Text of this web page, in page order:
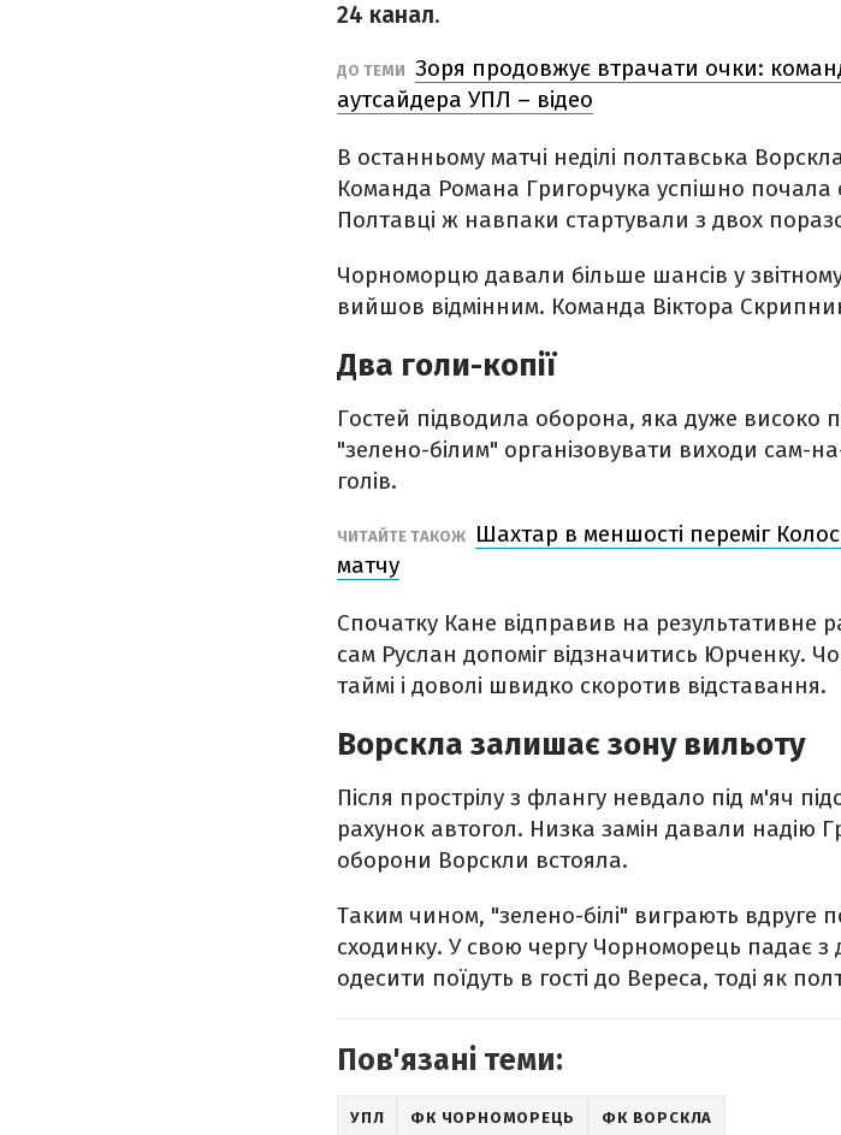
24 канал.
ДО ТЕМИ Зоря продовжує втрачати очки:
аутсайдера УПЛ – відео
В останньому матчі неділі полтавська
Команда Романа Григорчука успішно почала
Полтавці ж навпаки стартували з двох
Чорноморцю давали більше шансів у
вийшов відмінним. Команда Віктора
Два голи-копії
Гостей підводила оборона, яка дуже високо
"зелено-білим" організовувати виходи сам-
голів.
ЧИТАЙТЕ ТАКОЖ
Шахтар в меншості переміг
матчу
Спочатку Кане відправив на
сам Руслан допоміг відзначитись Юрченку.
таймі і доволі швидко скоротив відставання.
Ворскла залишає зону вильоту
Після прострілу з флангу невдало під м'яч
рахунок автогол. Низка замін давали надію
оборони Ворскли встояла.
Таким чином, "зелено-білі" виграють вдруге
сходинку. У свою чергу Чорноморець падає з
одесити поїдуть в гості до Вереса, тоді як
Пов'язані теми:
УПЛ ФК ЧОРНОМОРЕЦЬ ФК ВОРСКЛА